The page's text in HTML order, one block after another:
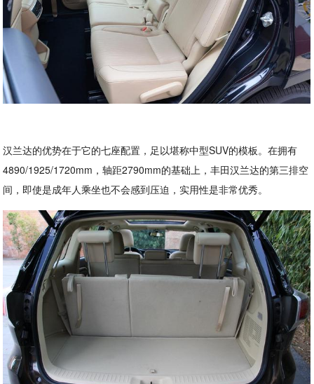
汉兰达的优势在于它的七座配置，足以堪称中型SUV的模板。在拥有
4890/1925/1720mm，轴距2790mm的基础上，丰田汉兰达的第三排空
间，即使是成年人乘坐也不会感到压迫，实用性是非常优秀。